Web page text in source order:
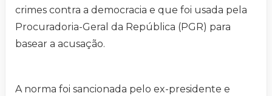
crimes contra a democracia e que foi usada pela
Procuradoria-Geral da República (PGR) para
basear a acusação.
A norma foi sancionada pelo ex-presidente e